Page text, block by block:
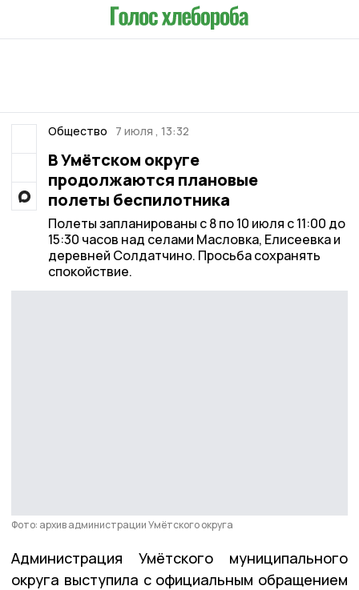
Общество 7 июля , 13:32
В Умётском округе
продолжаются плановые
полеты беспилотника
Полеты запланированы с 8 по 10 июля с 11:00 до
15:30 часов над селами Масловка, Елисеевка и
деревней Солдатчино. Просьба сохранять
спокойствие.
Фото: архив администрации Умётского округа
Администрация Умётского муниципального
округа выступила с официальным обращением